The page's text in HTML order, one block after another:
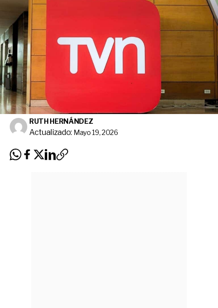
RUTH HERNÁNDEZ
Actualizado: Mayo 19, 2026